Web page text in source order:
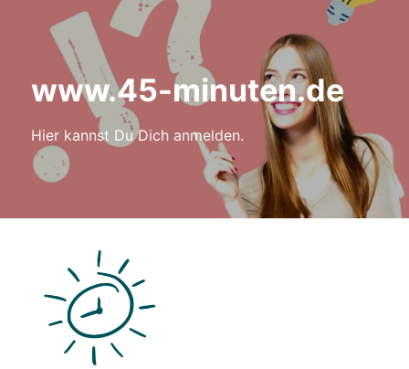
www.45-minuten.de
Hier kannst Du Dich anmelden.